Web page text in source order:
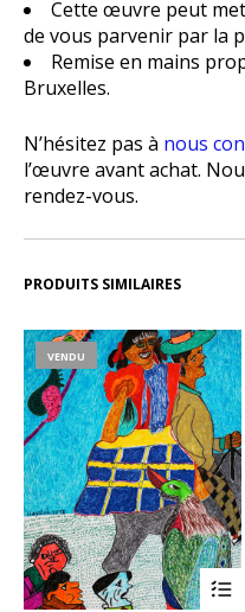
Cette œuvre peut
de vous parvenir par la
Remise en mains
Bruxelles.
N’hésitez pas à nous
l’œuvre avant achat.
rendez-vous.
PRODUITS SIMILAIRES
VENDU